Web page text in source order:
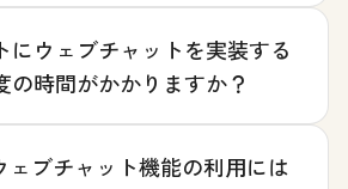
にウェブチャットを実装する
の時間がかかりますか？
ェブチャット機能の利用には